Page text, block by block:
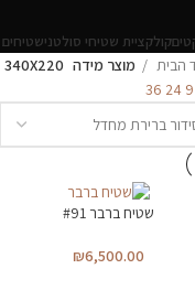
קולקציית שטיחי סולטני
הבית מוצר מידה 340X220
9
24
36
שטיח ברבר #91
₪6,500.00